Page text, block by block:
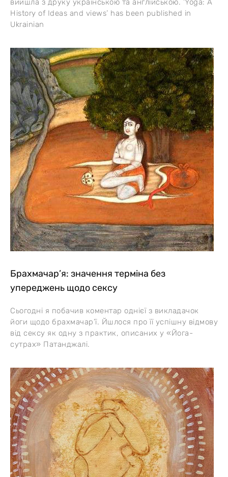
вийшла з друку українською та англійською. ‘Yoga: A
History of Ideas and views’ has been published in
Ukrainian
Брахмачар’я: значення терміна без
упереджень щодо сексу
Сьогодні я побачив коментар однієї з викладачок
йоги щодо брахмачар’ї. Йшлося про її успішну відмову
від сексу як одну з практик, описаних у «Йога-
сутрах» Патанджалі.